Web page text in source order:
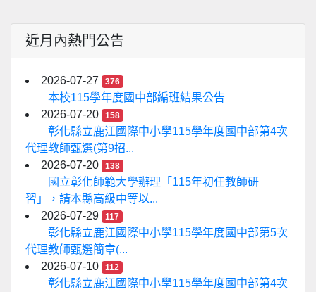
近月內熱門公告
2026-07-27 376
本校115學年度國中部編班結果公告
2026-07-20
158
彰化縣立鹿江國際中小學115學年度國中部第4次
代理教師甄選(第9招...
2026-07-20
138
國立彰化師範大學辦理「115年初任教師研
習」，請本縣高級中等以...
2026-07-29
117
彰化縣立鹿江國際中小學115學年度國中部第5次
代理教師甄選簡章(...
2026-07-10
112
彰化縣立鹿江國際中小學115學年度國中部第4次